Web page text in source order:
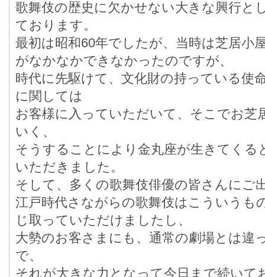
歌舞伎の歴史に欠かせない大きな興行と
ております。
最初は昭和60年でしたが、当時は芝居小
がなかなかできなかったのですが、
時代に先駆けて、文化財の持っている使
に関しては
お客様に入っていただいて、そこでお芝
いく、
そうすることにより金丸座が生きてく
いただきました。
そして、多くの歌舞伎俳優の皆さんにご
江戸時代さながらの歌舞伎はこういうも
じ取っていただけましたし、
大勢のお客さまにも、通常の劇場とは違
で、
それが大きな力となって今日まで続いて